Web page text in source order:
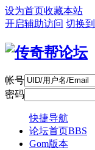
设为首页收藏本站
开启辅助访问 切换
帐号
密码
快捷导航
论坛首页BBS
Gom版本